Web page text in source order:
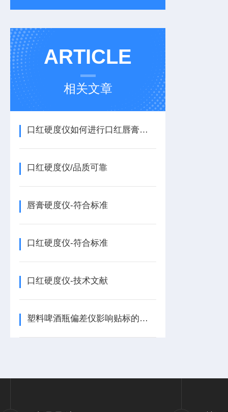
ARTICLE
相关文章
口红硬度仪如何进行口红唇膏折断力测试？
口红硬度仪/品质可靠
唇膏硬度仪-符合标准
口红硬度仪-符合标准
口红硬度仪-技术文献
塑料啤酒瓶偏差仪影响贴标的外观精度